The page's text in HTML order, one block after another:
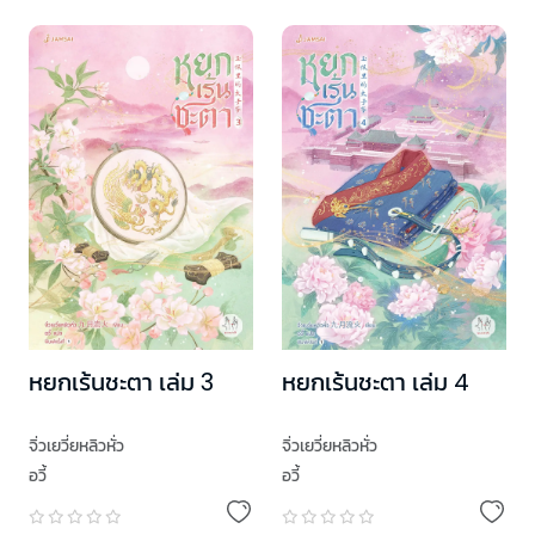
หยกเร้นชะตา เล่ม 3
จิ่วเยวี่ยหลิวหั่ว
อวี้
หยกเร้นชะตา เล่ม 4
จิ่วเยวี่ยหลิวหั่ว
อวี้